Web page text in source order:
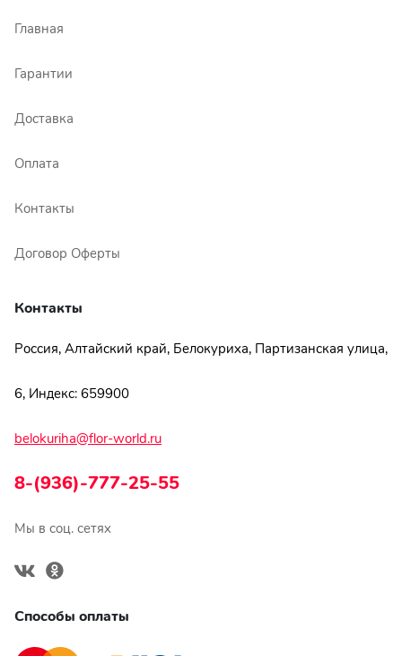
Главная
Гарантии
Доставка
Оплата
Контакты
Договор Оферты
Контакты
Россия, Алтайский край, Белокуриха, Партизанская улица,
6, Индекс: 659900
belokuriha@flor-world.ru
8-(936)-777-25-55
Мы в соц. сетях
Способы оплаты